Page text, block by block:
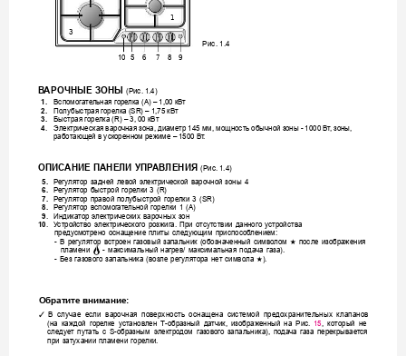
1
3
Рис. 1.4
10 9
8
7
6
5
ВАРОЧНЫЕ ЗОНЫ (Рис. 1.4)
1. Вспомогательная горелка (А) – 1,00 кВт
2. Полубыстрая горелка (SR) – 1,75 кВт
3. Быстрая горелка (R) – 3, 00 кВт
4. Электрическая варочная зона, диаметр 145 мм, мощность обычной зоны - 1000 Вт, зоны,
работающей в ускоренном режиме – 1500 Вт.
ОПИСАНИЕ ПАНЕЛИ УПРАВЛЕНИЯ (Рис. 1.4)
5. Регулятор задней левой электрической варочной зоны 4
6. Регулятор быстрой горелки 3 (R)
7. Регулятор правой полубыстрой горелки 3 (SR)
8. Регулятор вспомогательной горелки 1 (А)
9 Индикатор электрических варочных зон
10. Устройство электрического розжига. При отсутствии данного устройства
предусмотрено оснащение плиты следующим приспособлением:
- В регулятор встроен газовый запальник (обозначенный символом ★ после изображения
пламени - максимальный нагрев/ максимальная подача
газа).
- Без газового запальника (возле регулятора нет символа ★ ).
Обратите внимание:
✓ В случае есл и вароч ная пове рхность оснащена системой предох ра нительн ых клапанов
(на каждой горелке установлен Т-образный датчик, изображенный на Рис. 15, который
не
следует путать с S-образным электродом газового запальника), подача газа перекрывается
при затухании пламени горелки.